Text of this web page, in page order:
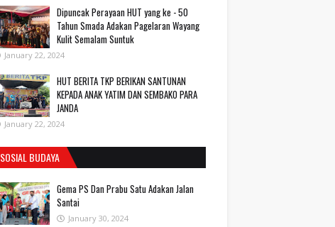
Dipuncak Perayaan HUT yang ke - 50
Tahun Smada Adakan Pagelaran Wayang
Kulit Semalam Suntuk
January 22, 2024
HUT BERITA TKP BERIKAN SANTUNAN
KEPADA ANAK YATIM DAN SEMBAKO PARA
JANDA
January 22, 2024
SOSIAL BUDAYA
Gema PS Dan Prabu Satu Adakan Jalan
Santai
January 30, 2024